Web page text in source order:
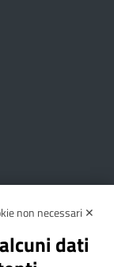
Policy
non necessari ✕
dati